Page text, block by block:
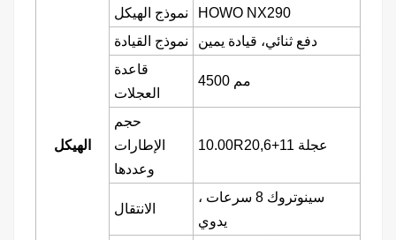
الهيكل
نموذج الهيكل
HOWO NX290
نموذج القيادة
دفع ثنائي، قيادة يمين
قاعدة
العجلات
4500 مم
حجم
الإطارات
وعددها
10.00R20,6+11 عجلة
الانتقال
سينوتروك 8 سرعات
،
يدوي